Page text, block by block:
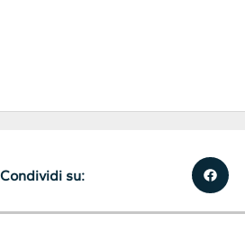
Condividi su: